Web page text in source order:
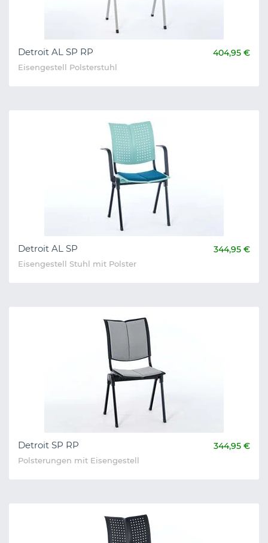
Detroit AL SP RP 404,95 €
Eisengestell Polsterstuhl
Detroit AL SP 344,95 €
Eisengestell Stuhl mit Polster
Detroit SP RP 344,95 €
Polsterungen mit Eisengestell